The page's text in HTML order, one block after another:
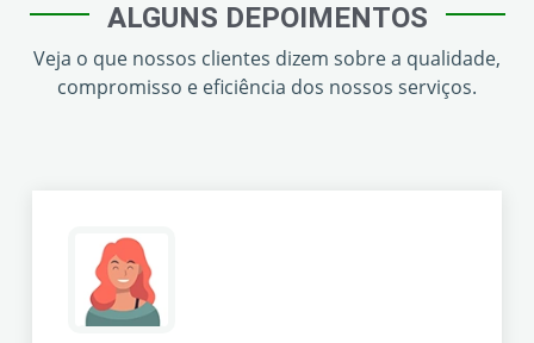
ALGUNS DEPOIMENTOS
Veja o que nossos clientes dizem sobre a qualidade,
compromisso e eficiência dos nossos serviços.